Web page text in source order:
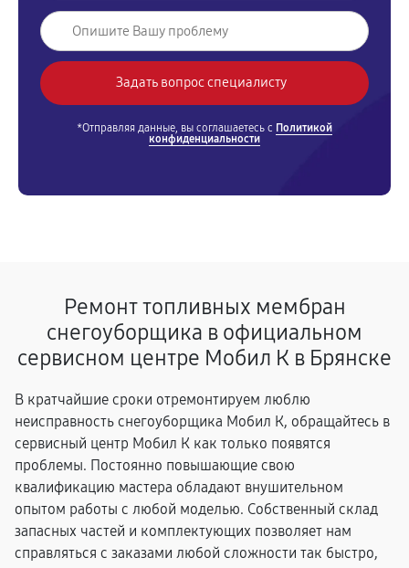
*Отправляя данные, вы соглашаетесь с Политикой
конфиденциальности
Ремонт топливных мембран
снегоуборщика в официальном
сервисном центре Мобил К в Брянске
В кратчайшие сроки отремонтируем люблю
неисправность снегоуборщика Мобил К, обращайтесь в
сервисный центр Мобил К как только появятся
проблемы. Постоянно повышающие свою
квалификацию мастера обладают внушительном
опытом работы с любой моделью. Собственный склад
запасных частей и комплектующих позволяет нам
справляться с заказами любой сложности так быстро,